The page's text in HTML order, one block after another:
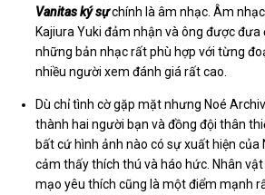
Vanitas ký sựchính là âm nhạc. Âm
Kajiura Yuki đảm nhận và ông được đưa
những bản nhạc rất phù hợp với từng
nhiều người xem đánh giá rất cao.
Dù chỉ tình cờ gặp mặt nhưng Noé
thành hai người bạn và đồng đội thân
bất cứ hình ảnh nào có sự xuất hiện của
cảm thấy thích thú và háo hức. Nhân
mạo yêu thích cũng là một điểm mạnh